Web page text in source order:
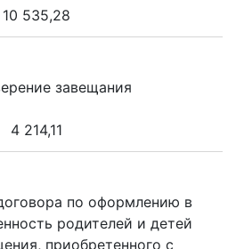
10 535,28
завещания
4 214,11
по оформлению в
родителей и детей
приобретенного с